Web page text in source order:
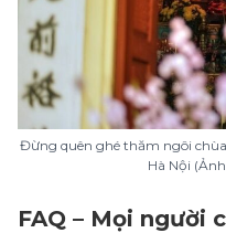
Đừng quên ghé thăm ngôi
Hà Nội
FAQ – Mọi người